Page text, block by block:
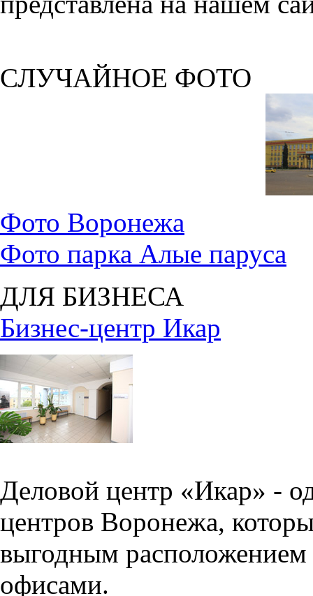
СЛУЧАЙНОЕ ФОТО
Фото Воронежа
Фото парка Алые паруса
ДЛЯ БИЗНЕСА
Бизнес-центр Икар
Деловой центр «Икар» -
центров Воронежа,
выгодным
офисами.